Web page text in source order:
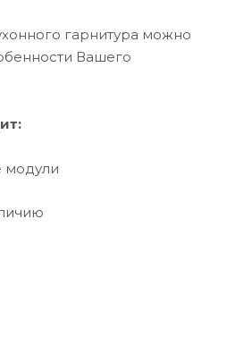
гарнитура можно
Вашего